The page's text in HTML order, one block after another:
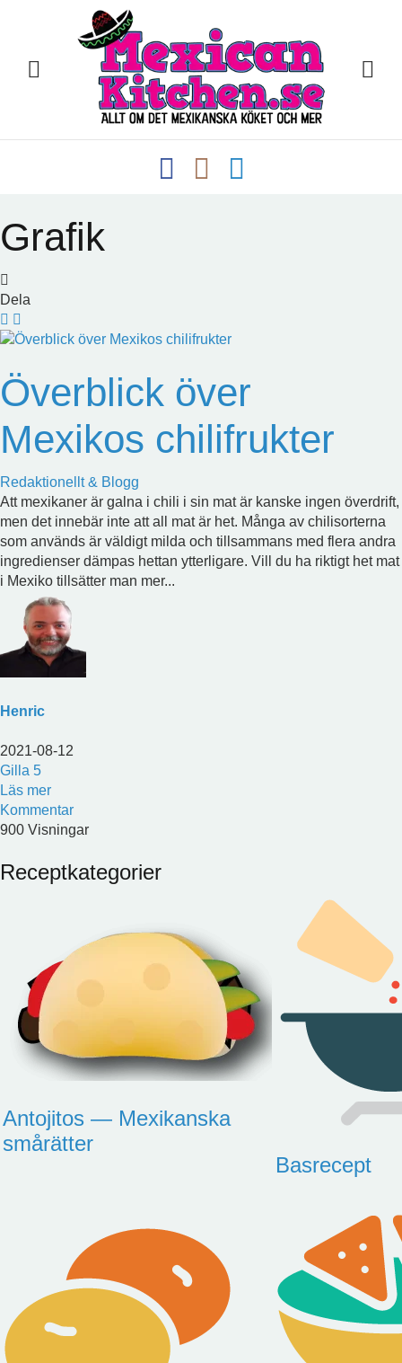
Grafik
Dela
Överblick över
Mexikos chilifrukter
Redaktionellt & Blogg
Att mexikaner är galna i chili i sin mat är kanske ingen överdrift,
men det innebär inte att all mat är het. Många av chilisorterna
som används är väldigt milda och tillsammans med flera andra
ingredienser dämpas hettan ytterligare. Vill du ha riktigt het mat
i Mexiko tillsätter man mer...
Henric
2021-08-12
Gilla 5
Läs mer
Kommentar
900 Visningar
Receptkategorier
Antojitos — Mexikanska
smårätter
Basrecept